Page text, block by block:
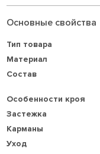
Основные свойства
Тип товара
Материал
Состав
Особенности кроя
Застежка
Карманы
Уход